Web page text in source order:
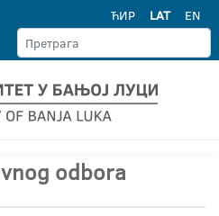
ЋИР LAT EN
odbora